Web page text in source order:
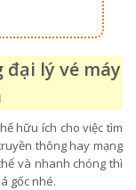
lý vé máy
hữu ích cho việc tìm
thông hay mạng
và nhanh chóng thì
gốc nhé.